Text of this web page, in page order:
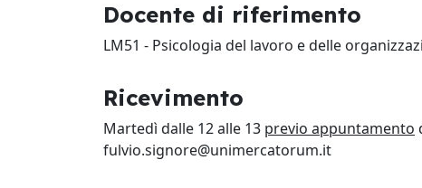
Docente di riferimento
LM51 - Psicologia del lavoro e delle
Ricevimento
Martedì dalle 12 alle 13 previo appuntamento
fulvio.signore@unimercatorum.it